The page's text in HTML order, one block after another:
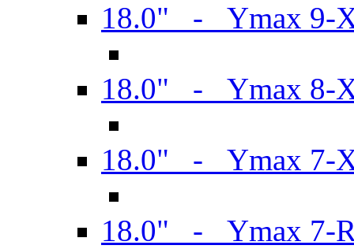
18.0" - Ymax 9-
18.0" - Ymax 8-
18.0" - Ymax 7-
18.0" - Ymax 7-